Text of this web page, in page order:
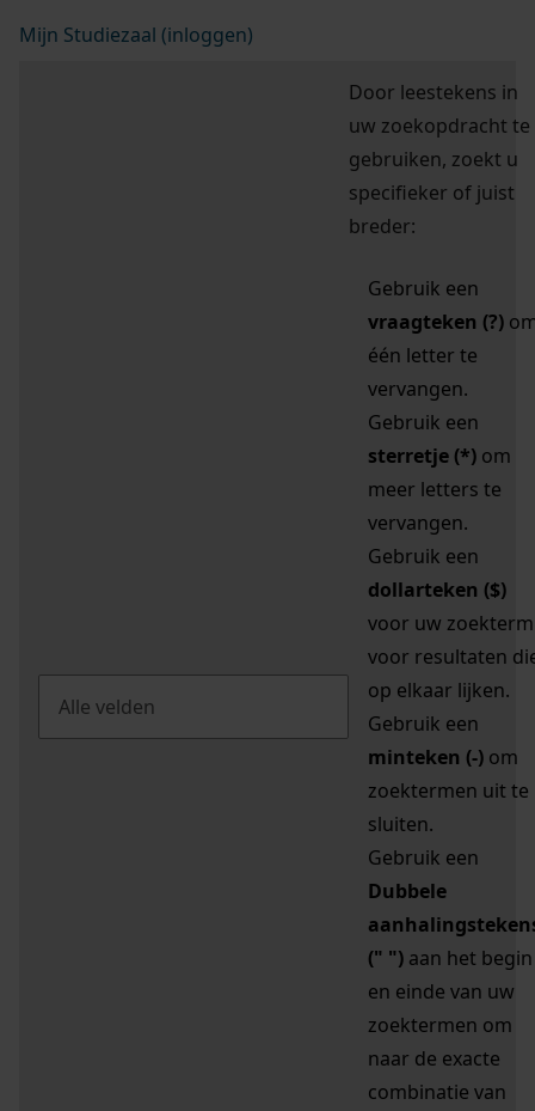
Mijn Studiezaal (inloggen)
Door leestekens in
uw zoekopdracht te
gebruiken, zoekt u
specifieker of juist
breder:
Gebruik een
vraagteken (?)
één letter te
vervangen.
Gebruik een
sterretje (*) om
meer letters te
vervangen.
Gebruik een
dollarteken ($)
voor uw zoekterm
voor resultaten
op elkaar lijken.
Gebruik een
minteken (-) om
zoektermen uit te
sluiten.
Gebruik een
Dubbele
(" ") aan het begin
en einde van uw
zoektermen om
naar de exacte
combinatie van